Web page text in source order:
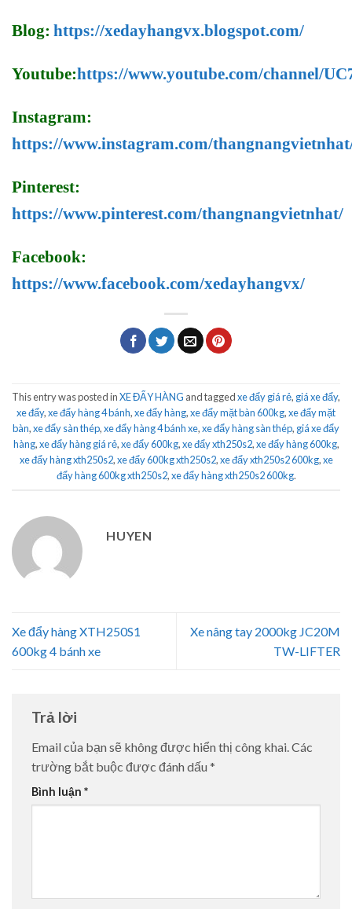
Blog: https://xedayhangvx.blogspot.com/
Youtube:https://www.youtube.com/channel/
Instagram:
https://www.instagram.com/
Pinterest:
https://www.pinterest.com/thangnangvietnhat/
Facebook:
https://www.facebook.com/xedayhangvx/
This entry was posted inXE ĐẨY HÀNG and taggedxe đẩy giá rẻ, giá xe đẩy,
xe đẩy,xe đẩy hàng 4 bánh,xe đẩy hàng,xe đẩy mặt bàn 600kg,xe đẩy mặt
bàn,xe đẩy sàn thép,xe đẩy hàng 4 bánh xe,xe đẩy hàng sàn thép, giá xe đẩy
hàng,xe đẩy hàng giá rẻ,xe đẩy 600kg,xe đẩy xth250s2,xe đẩy hàng 600kg,
xe đẩy hàng xth250s2,xe đẩy 600kg xth250s2,xe đẩy xth250s2 600kg,xe
đẩy hàng 600kg xth250s2,xe đẩy hàng xth250s2 600kg.
HUYEN
Xe đẩy hàng XTH250S1
600kg 4 bánh xe
Xe nâng tay 2000kg JC20M
TW-LIFTER
Trả lời
Email của bạn sẽ không được hiển thị công khai. Các
trường bắt buộc được đánh dấu *
Bình luận *